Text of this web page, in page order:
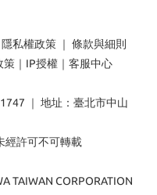
隱私權政策 ｜ 條款與細則
策 ｜ IP授權 ｜ 客服中心
｜ 地址：臺北市中山
經許可不可轉載
TAIWAN CORPORATION